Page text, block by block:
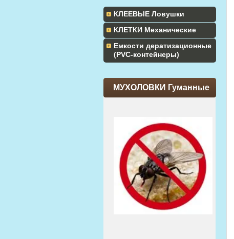
КЛЕЕВЫЕ Ловушки
КЛЕТКИ Механические
Емкости дератизационные
(PVC-контейнеры)
МУХОЛОВКИ Гуманные